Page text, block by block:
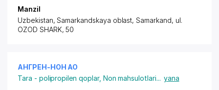
Manzil
Uzbekistan, Samarkandskaya oblast, Samarkand, ul.
OZOD SHARK, 50
АНГРЕН-НОН АО
Tara - polipropilen qoplar, Non mahsulotlari... yana